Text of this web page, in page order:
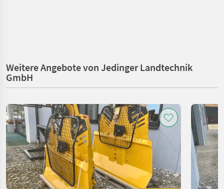
Weitere Angebote von Jedinger Landtechnik
GmbH